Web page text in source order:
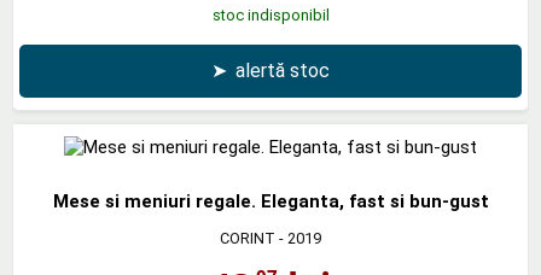
stoc indisponibil
➤ alertă stoc
Mese si meniuri regale. Eleganta, fast si bun-gust
CORINT - 2019